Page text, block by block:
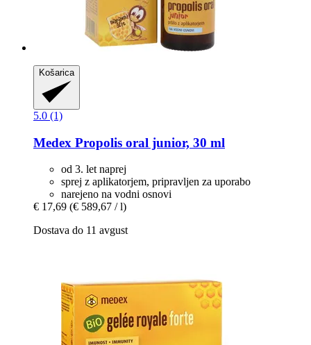
Košarica
5.0 (1)
Medex Propolis oral junior, 30 ml
od 3. let naprej
sprej z aplikatorjem, pripravljen za uporabo
narejeno na vodni osnovi
€ 17,69 (€ 589,67 / l)
Dostava do 11 avgust